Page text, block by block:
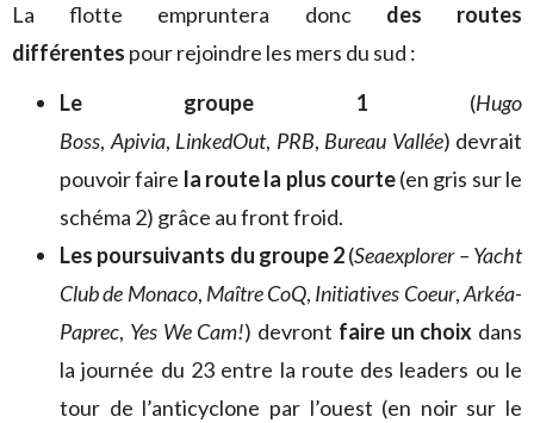
La flotte empruntera donc des routes
différentes pour rejoindre les mers du sud :
Le groupe 1 (Hugo
Boss,Apivia, LinkedOut, PRB, Bureau Vallée) devrait
pouvoir faire la route la plus courte(en gris sur le
schéma 2) grâce au front froid.
Les poursuivants du groupe 2(Seaexplorer – Yacht
Club de Monaco, Maître CoQ, Initiatives Coeur,Arkéa-
Paprec, Yes We Cam!) devront faire un choix dans
la journée du 23 entre la route des leaders ou le
tour de l’anticyclone par l’ouest (en noir sur le